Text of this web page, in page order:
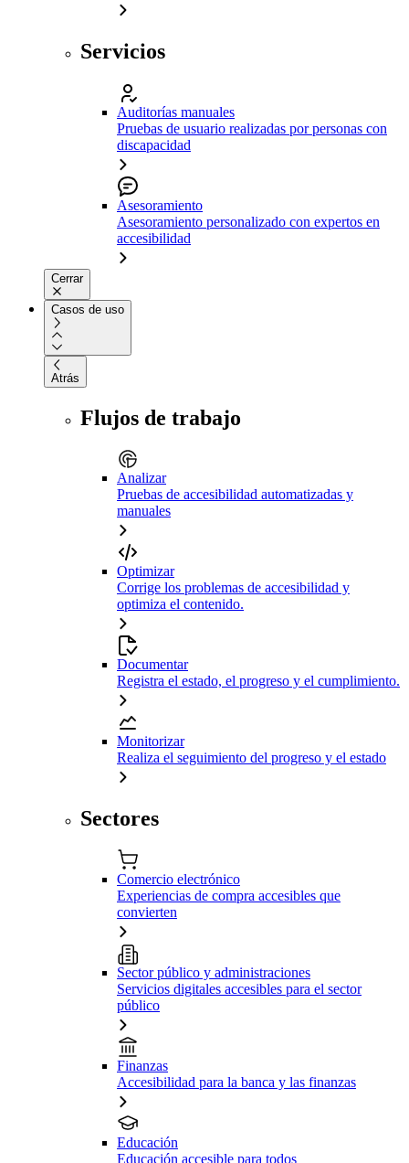
Servicios
Auditorías manuales
Pruebas de usuario realizadas por personas con
discapacidad
Asesoramiento
Asesoramiento personalizado con expertos en
accesibilidad
Cerrar
Casos de uso
Atrás
Flujos de trabajo
Analizar
Pruebas de accesibilidad automatizadas y
manuales
Optimizar
Corrige los problemas de accesibilidad y
optimiza el contenido.
Documentar
Registra el estado, el progreso y el cumplimiento.
Monitorizar
Realiza el seguimiento del progreso y el estado
Sectores
Comercio electrónico
Experiencias de compra accesibles que
convierten
Sector público y administraciones
Servicios digitales accesibles para el sector
público
Finanzas
Accesibilidad para la banca y las finanzas
Educación
Educación accesible para todos